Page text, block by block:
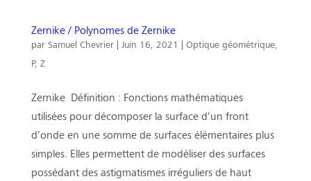
Zernike / Polynomes de Zernike
par Samuel Chevrier| Juin 16, 2021 | Optique géométrique,
P, Z
Zernike Définition : Fonctions mathématiques
utilisées pour décomposer la surface d’un front
d’onde en une somme de surfaces élémentaires plus
simples. Elles permettent de modéliser des surfaces
possédant des astigmatismes irréguliers de haut